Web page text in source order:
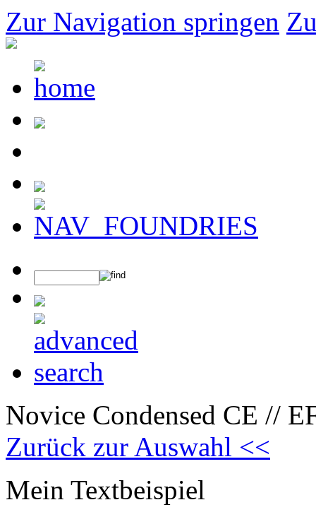
Zur Navigation springen
Novice Condensed CE //
Zurück zur Auswahl <<
Mein Textbeispiel